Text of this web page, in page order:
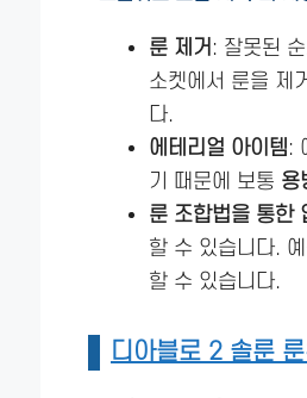
룬 제거 : 잘못된
소켓에서 룬을 제
다.
에테리얼 아이템:
기 때문에 보통 용
룬 조합법을 통한
할 수 있습니다.
할 수 있습니다.
디아블로 2 솔룬